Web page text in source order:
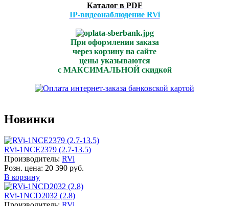
Каталог в PDF
IP-видеонаблюдение RVi
При оформлении заказа
через корзину на сайте
цены указываются
с МАКСИМАЛЬНОЙ скидкой
Новинки
RVi-1NCE2379 (2.7-13.5)
Производитель: RVi
Розн. цена: 20 390 руб.
В корзину
RVi-1NCD2032 (2.8)